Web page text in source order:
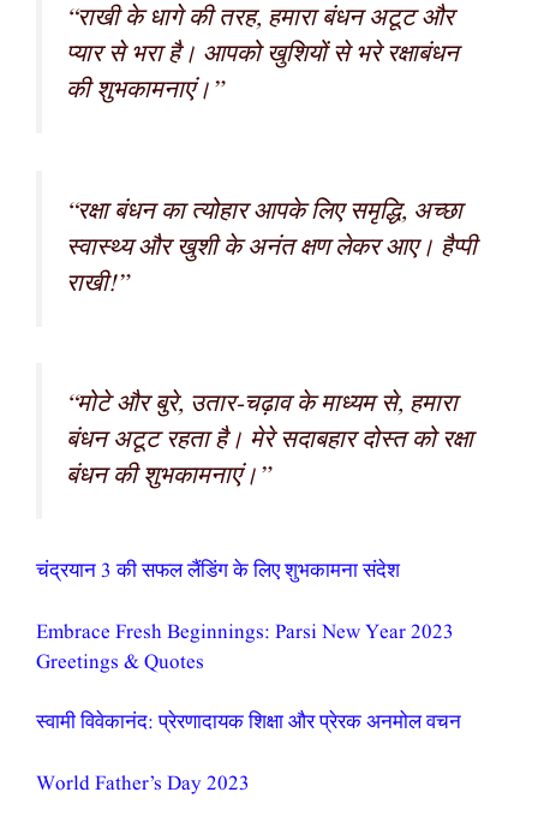
“राखी के धागे की तरह, हमारा बंधन अटूट और
प्यार से भरा है। आपको खुशियों से भरे रक्षाबंधन
की शुभकामनाएं।”
“रक्षा बंधन का त्योहार आपके लिए समृद्धि, अच्छा
स्वास्थ्य और खुशी के अनंत क्षण लेकर आए। हैप्पी
राखी!”
“मोटे और बुरे, उतार-चढ़ाव के माध्यम से, हमारा
बंधन अटूट रहता है। मेरे सदाबहार दोस्त को रक्षा
बंधन की शुभकामनाएं।”
चंद्रयान 3 की सफल लैंडिंग के लिए शुभकामना संदेश
Embrace Fresh Beginnings: Parsi New Year 2023
Greetings & Quotes
स्वामी विवेकानंद: प्रेरणादायक शिक्षा और प्रेरक अनमोल वचन
World Father’s Day 2023